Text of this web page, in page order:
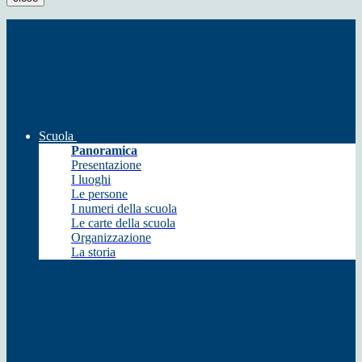
Scuola
Panoramica
Presentazione
I luoghi
Le persone
I numeri della scuola
Le carte della scuola
Organizzazione
La storia